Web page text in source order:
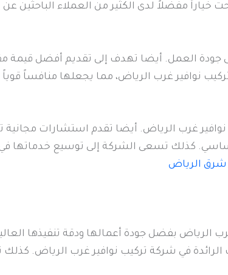
مفضلاً لدى الكثير من العملاء الباحثين
جودة العمل. أيضا تهدف إلى تقديم أفضل
نوافير غرب الرياض، مما يجعلها منافساً
غرب الرياض. أيضا تقدم استشارات مجانية
كذلك تسعى الشركة إلى توسيع خدماتها
شرق الرياض
بفضل جودة أعمالها ودقة تنفيذها
في شركة تركيب نوافير غرب الرياض. كذلك